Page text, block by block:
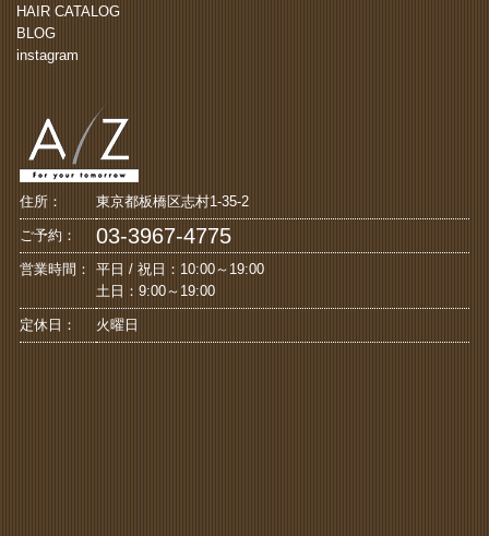
HAIR CATALOG
BLOG
instagram
住所： 東京都板橋区志村1-35-2
ご予約： 03-3967-4775
営業時間：
平日 / 祝日：10:00～19:00
土日：9:00～19:00
定休日： 火曜日